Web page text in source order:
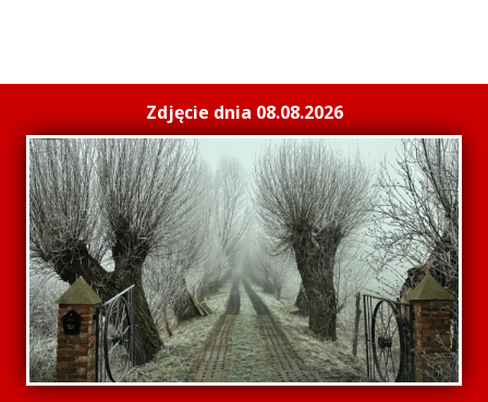
Zdjęcie dnia 08.08.2026